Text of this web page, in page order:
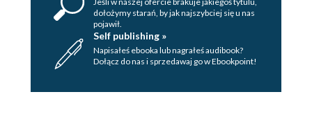
dołożymy starań, by jak najszybciej się u nas
pojawił.
Self publishing »
Napisałeś ebooka lub nagrałeś audibook?
Dołącz do nas i sprzedawaj go w Ebookpoint!